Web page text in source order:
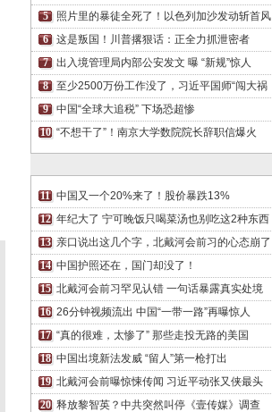
照片里的暴徒全死了！以色列加沙发动斩首风
这是叛国！川普撂狠话：正全力抓泄密者
出入境管理局内部公安发文 曝 “新规”惊人
至少2500万份工作没了，习近平国师“闯大祸
中国“全球大追税” 下场恐超惨
“不想干了”！南京大学数院院长辞职信爆火
中国又一个20%来了！股价暴跌13%
年纪大了 宁可晚饭只喝菜汤也别吃这2种东西
亲口说出这几个字，北戴河会前习的心态崩了
中国护照还在，国门却没了！
北戴河会前习罕见认错 一句话暴露真实处境
26分钟视频流出 中国“一带一路”再曝惊人
“真的很难，太惨了” 那些走投无路的美国
中国出境新法发威 “留人”第一枪打出
北戴河会前曝惊悚传闻 习近平动张又侠最头
释放黎智英？中共突然叫停《壹传媒》调查